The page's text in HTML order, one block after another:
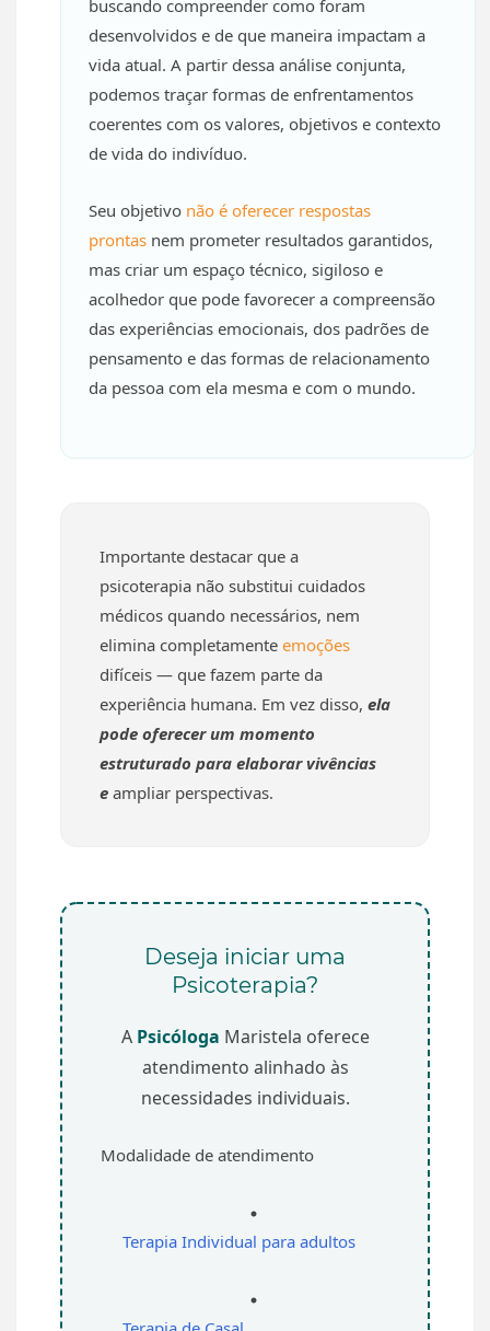
buscando compreender como foram
desenvolvidos e de que maneira impactam a
vida atual. A partir dessa análise conjunta,
podemos traçar formas de enfrentamentos
coerentes com os valores, objetivos e contexto
de vida do indivíduo.
Seu objetivo não é oferecer respostas
prontas nem prometer resultados garantidos,
mas criar um espaço técnico, sigiloso e
acolhedor que pode favorecer a compreensão
das experiências emocionais, dos padrões de
pensamento e das formas de relacionamento
da pessoa com ela mesma e com o mundo.
Importante destacar que a
psicoterapia não substitui cuidados
médicos quando necessários, nem
elimina completamente emoções
difíceis — que fazem parte da
experiência humana. Em vez disso, ela
pode oferecer um momento
estruturado para elaborar vivências
e ampliar perspectivas.
Deseja iniciar uma
Psicoterapia?
A Psicóloga Maristela oferece
atendimento alinhado às
necessidades individuais.
Modalidade de atendimento
Terapia Individual para adultos